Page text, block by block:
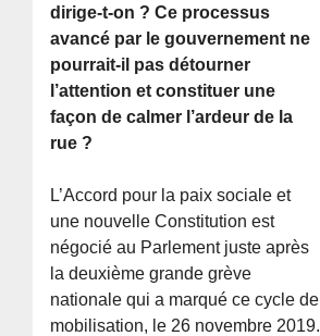
dirige-t-on ? Ce processus
avancé par le gouvernement ne
pourrait-il pas détourner
l’attention et constituer une
façon de calmer l’ardeur de la
rue ?
L’Accord pour la paix sociale et
une nouvelle Constitution est
négocié au Parlement juste après
la deuxième grande grève
nationale qui a marqué ce cycle de
mobilisation, le 26 novembre 2019.